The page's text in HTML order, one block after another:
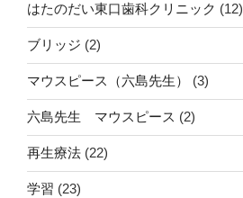
はたのだい東口歯科クリニック (12)
ブリッジ (2)
マウスピース（六島先生） (3)
六島先生 マウスピース (2)
再生療法 (22)
学習 (23)